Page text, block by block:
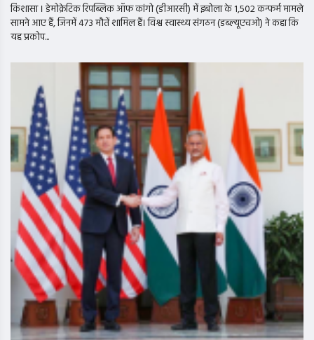
किंशासा । डेमोक्रेटिक रिपब्लिक ऑफ कांगो (डीआरसी) में इबोला के 1,502 कन्फर्म मामले
सामने आए हैं, जिनमें 473 मौतें शामिल हैं। विश्व स्वास्थ्य संगठन (डब्ल्यूएचओ) ने कहा कि
यह प्रकोप...